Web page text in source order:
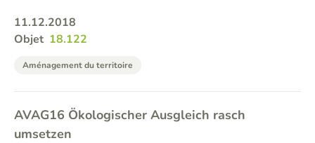
11.12.2018
Objet 18.122
Aménagement du territoire
AVAG16 Ökologischer Ausgleich rasch
umsetzen